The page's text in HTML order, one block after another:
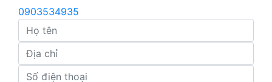
0903534935